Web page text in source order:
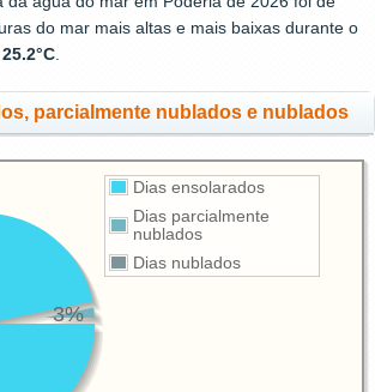
do mar mais altas e mais baixas durante o
25.2°C
parcialmente nublados e nublados
Dias ensolarados
Dias parcialmente
nublados
Dias nublados
3%